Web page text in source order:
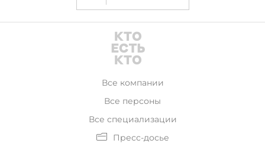
Все компании
Все персоны
Все специализации
Пресс-досье